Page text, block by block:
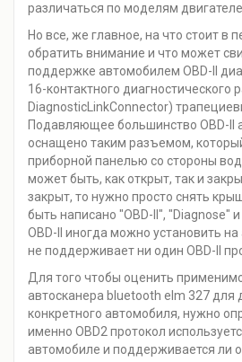
различаться по моделям
Но все, же главное, на что стоит в
обратить внимание и что может
поддержке автомобилем OBD-II
16-контактного диагностического
DiagnosticLinkConnector)
Подавляющее большинство OBD-II
оснащено таким разъемом,
приборной панелью со стороны
может быть, как открыт, так и
закрыт, то нужно просто снять
быть написано "OBD-II", "Diagnose"
OBD-II иногда можно установить
не поддерживает ни один OBD-II
Для того чтобы оценить
автосканера bluetooth elm 327 для
конкретного автомобиля, нужно
именно OBD2 протокол
автомобиле и поддерживается ли